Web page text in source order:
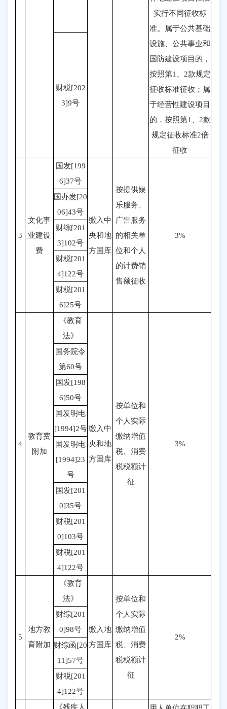
实行不同征收标
准。属于公共基础
设施、公共事业和
国防建设项目的，
按照第1、2款规定
征收标准征收；属
于经营性建设项目
的，按照第1、2款
规定征收标准2倍
征收
财税[202
3]9号
3
文化事
业建设
费
国发[199
6]37号
缴入中
央和地
方国库
按提供娱
乐服务、
广告服务
的相关单
位和个人
的计费销
售额征收
3%
国办发[20
06]43号
财综[201
3]102号
财税[201
4]122号
财税[201
6]25号
4
教育费
附加
《教育
法》
缴入中
央和地
方国库
按单位和
个人实际
缴纳增值
税、消费
税税额计
征
3%
国务院令
第60号
国发[198
6]50号
国发明电
[1994]2号
国发明电
[1994]23
号
国发[201
0]35号
财税[201
0]103号
财税[201
4]122号
5
地方教
育附加
《教育
法》
缴入地
方国库
按单位和
个人实际
缴纳增值
税、消费
税税额计
征
2%
财综[201
0]98号
财综函[20
11]57号
财税[201
4]122号
《残疾人